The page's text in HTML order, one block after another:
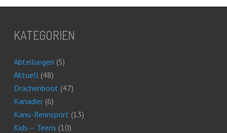
KATEGORIEN
Abteilungen (5)
Aktuell(48)
Drachenboot(47)
Kanadier(6)
Kanu-Rennsport(13)
Kids – Teens (10)